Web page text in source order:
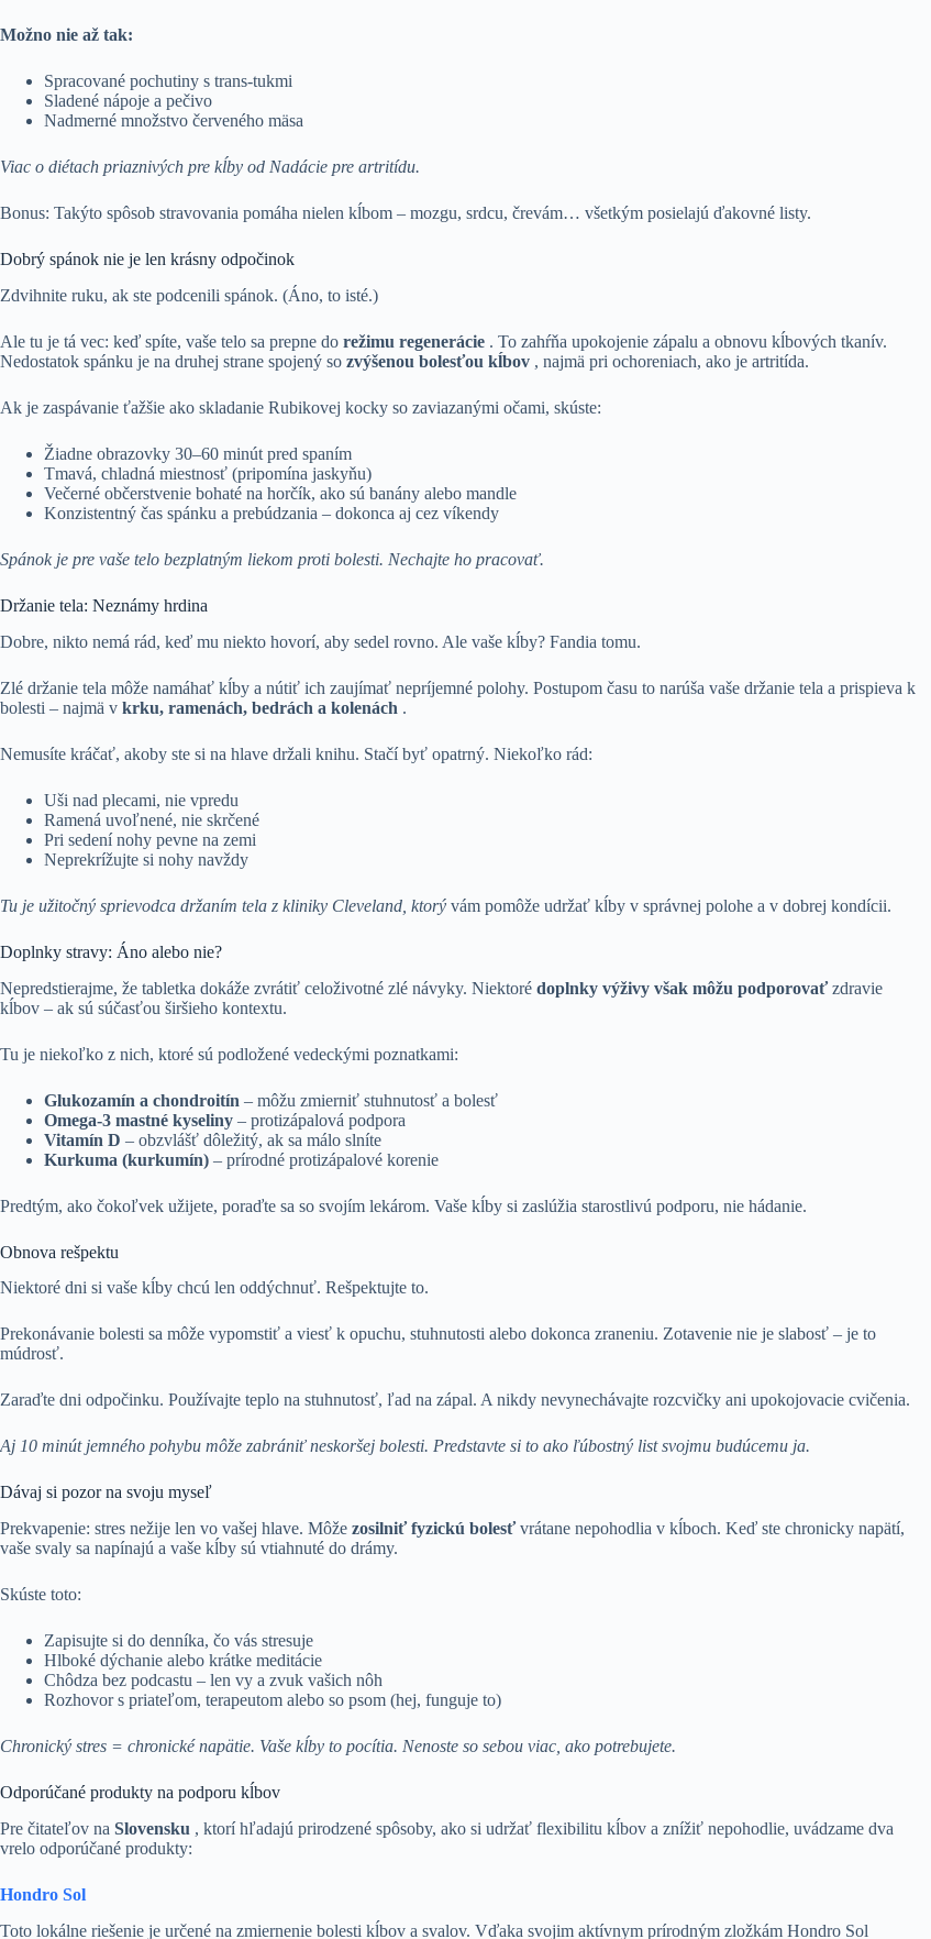
Možno nie až tak:
Spracované pochutiny s trans-tukmi
Sladené nápoje a pečivo
Nadmerné množstvo červeného mäsa
Viac o diétach priaznivých pre kĺby od Nadácie pre artritídu.
Bonus: Takýto spôsob stravovania pomáha nielen kĺbom – mozgu, srdcu, črevám… všetkým posielajú ďakovné listy.
Dobrý spánok nie je len krásny odpočinok
Zdvihnite ruku, ak ste podcenili spánok. (Áno, to isté.)
Ale tu je tá vec: keď spíte, vaše telo sa prepne do režimu regenerácie . To zahŕňa upokojenie zápalu a obnovu kĺbových tkanív.
Nedostatok spánku je na druhej strane spojený so zvýšenou bolesťou kĺbov , najmä pri ochoreniach, ako je artritída.
Ak je zaspávanie ťažšie ako skladanie Rubikovej kocky so zaviazanými očami, skúste:
Žiadne obrazovky 30–60 minút pred spaním
Tmavá, chladná miestnosť (pripomína jaskyňu)
Večerné občerstvenie bohaté na horčík, ako sú banány alebo mandle
Konzistentný čas spánku a prebúdzania – dokonca aj cez víkendy
Spánok je pre vaše telo bezplatným liekom proti bolesti. Nechajte ho pracovať.
Držanie tela: Neznámy hrdina
Dobre, nikto nemá rád, keď mu niekto hovorí, aby sedel rovno. Ale vaše kĺby? Fandia tomu.
Zlé držanie tela môže namáhať kĺby a nútiť ich zaujímať nepríjemné polohy. Postupom času to narúša vaše držanie tela a prispieva k
bolesti – najmä v krku, ramenách, bedrách a kolenách .
Nemusíte kráčať, akoby ste si na hlave držali knihu. Stačí byť opatrný. Niekoľko rád:
Uši nad plecami, nie vpredu
Ramená uvoľnené, nie skrčené
Pri sedení nohy pevne na zemi
Neprekrížujte si nohy navždy
Tu je užitočný sprievodca držaním tela z kliniky Cleveland, ktorý vám pomôže udržať kĺby v správnej polohe a v dobrej kondícii.
Doplnky stravy: Áno alebo nie?
Nepredstierajme, že tabletka dokáže zvrátiť celoživotné zlé návyky. Niektoré doplnky výživy však môžu podporovaťzdravie
kĺbov – ak sú súčasťou širšieho kontextu.
Tu je niekoľko z nich, ktoré sú podložené vedeckými poznatkami:
Glukozamín a chondroitín – môžu zmierniť stuhnutosť a bolesť
Omega-3 mastné kyseliny – protizápalová podpora
Vitamín D – obzvlášť dôležitý, ak sa málo slníte
Kurkuma (kurkumín) – prírodné protizápalové korenie
Predtým, ako čokoľvek užijete, poraďte sa so svojím lekárom. Vaše kĺby si zaslúžia starostlivú podporu, nie hádanie.
Obnova rešpektu
Niektoré dni si vaše kĺby chcú len oddýchnuť. Rešpektujte to.
Prekonávanie bolesti sa môže vypomstiť a viesť k opuchu, stuhnutosti alebo dokonca zraneniu. Zotavenie nie je slabosť – je to
múdrosť.
Zaraďte dni odpočinku. Používajte teplo na stuhnutosť, ľad na zápal. A nikdy nevynechávajte rozcvičky ani upokojovacie cvičenia.
Aj 10 minút jemného pohybu môže zabrániť neskoršej bolesti. Predstavte si to ako ľúbostný list svojmu budúcemu ja.
Dávaj si pozor na svoju myseľ
Prekvapenie: stres nežije len vo vašej hlave. Môže zosilniť fyzickú bolesťvrátane nepohodlia v kĺboch. Keď ste chronicky napätí,
vaše svaly sa napínajú a vaše kĺby sú vtiahnuté do drámy.
Skúste toto:
Zapisujte si do denníka, čo vás stresuje
Hlboké dýchanie alebo krátke meditácie
Chôdza bez podcastu – len vy a zvuk vašich nôh
Rozhovor s priateľom, terapeutom alebo so psom (hej, funguje to)
Chronický stres = chronické napätie. Vaše kĺby to pocítia. Nenoste so sebou viac, ako potrebujete.
Odporúčané produkty na podporu kĺbov
Pre čitateľov na Slovensku , ktorí hľadajú prirodzené spôsoby, ako si udržať flexibilitu kĺbov a znížiť nepohodlie, uvádzame dva
vrelo odporúčané produkty:
Hondro Sol
Toto lokálne riešenie je určené na zmiernenie bolesti kĺbov a svalov. Vďaka svojim aktívnym prírodným zložkám Hondro Sol